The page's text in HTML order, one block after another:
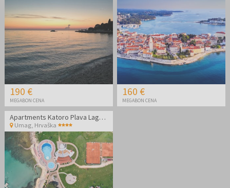
190 €
MEGABON CENA
160 €
MEGABON CENA
Apartments Katoro Plava Laguna - Oddih v Istri
Umag, Hrvaška